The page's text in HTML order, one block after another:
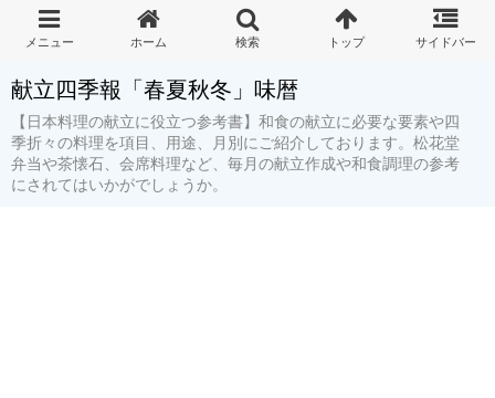
献立四季報「春夏秋冬」味暦
【日本料理の献立に役立つ参考書】和食の献立に必要な要素や四
季折々の料理を項目、用途、月別にご紹介しております。松花堂
弁当や茶懐石、会席料理など、毎月の献立作成や和食調理の参考
にされてはいかがでしょうか。